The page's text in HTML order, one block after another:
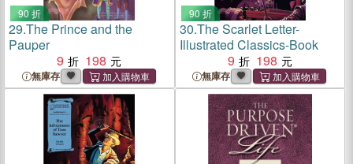
90 折
29.The Prince and the
Pauper
9
198
無庫存
90 折
30.The Scarlet Letter-
Illustrated Classics-Book
9
198
無庫存